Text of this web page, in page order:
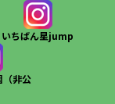
いちばん星jump
（非公